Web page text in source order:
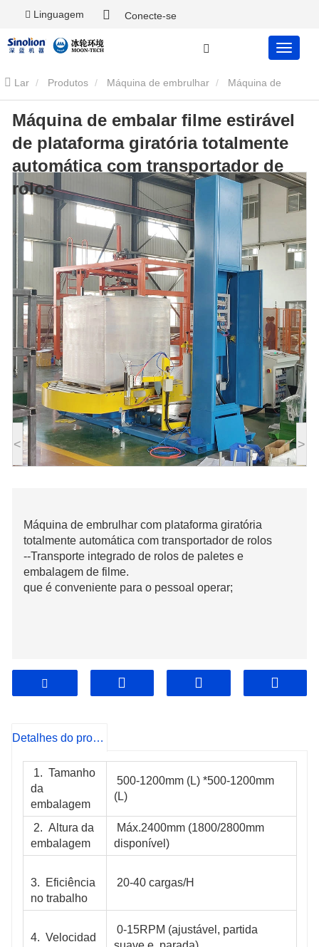
Linguagem Conecte-se
Lar Produtos Máquina de embrulhar
embalar filme estirável de plataforma giratória totalmente automática
com transportador de rolos
< >
Máquina de embalar filme estirável
de plataforma giratória totalmente
automática com transportador de
rolos
Máquina de embrulhar com plataforma giratória
totalmente automática com transportador de rolos
--Transporte integrado de rolos de paletes e
embalagem de filme.
que é conveniente para o pessoal operar;
Detalhes do produto
1.  Tamanho
da
embalagem
500-1200mm (L) *500-1200mm
(L)
2.  Altura da
embalagem
Máx.2400mm (1800/2800mm
disponível)
3.  Eficiência
no trabalho
20-40 cargas/H
4.  Velocidad
0-15RPM (ajustável, partida